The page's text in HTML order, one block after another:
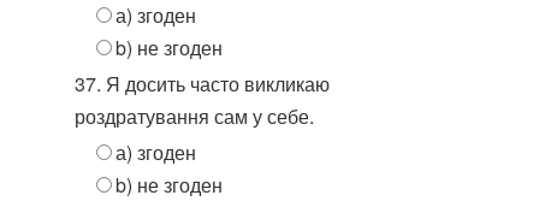
а) згоден
b) не згоден
37. Я досить часто викликаю
роздратування сам у себе.
а) згоден
b) не згоден